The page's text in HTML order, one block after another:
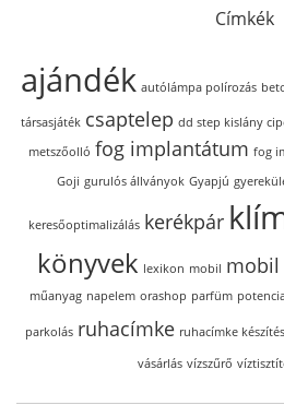
Címkék
ajándék autólámpa polírozás
társasjáték csaptelep dd step kislány
metszőolló fog implantátum fog
Goji gurulós állványok Gyapjú
keresőoptimalizálás kerékpár
könyvek lexikon mobil mobil
műanyag napelem orashop parfüm
parkolás ruhacímke ruhacímke készítés
vásárlás vízszűrő